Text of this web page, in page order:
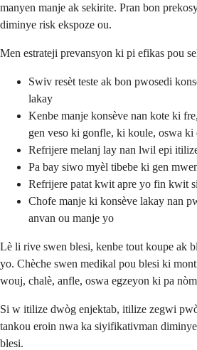
manyen manje ak sekirite. Pran bon
diminye risk ekspoze ou.
Men estrateji prevansyon ki pi efikas pou
Swiv resèt teste ak bon pwosedi
lakay
Kenbe manje konsève nan kote ki
gen veso ki gonfle, ki koule, oswa ki
Refrijere melanj lay nan lwil epi
Pa bay siwo myèl tibebe ki gen
Refrijere patat kwit apre yo fin kwit
Chofe manje ki konsève lakay nan
anvan ou manje yo
Lè li rive swen blesi, kenbe tout koupe ak
yo. Chèche swen medikal pou blesi ki
wouj, chalè, anfle, oswa egzeyon ki pa
Si w itilize dwòg enjektab, itilize zegwi
tankou eroin nwa ka siyifikativman
blesi.